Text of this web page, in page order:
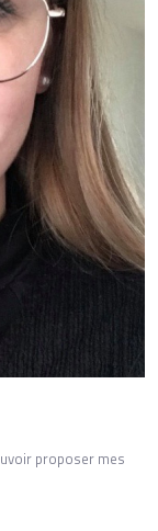
proposer mes